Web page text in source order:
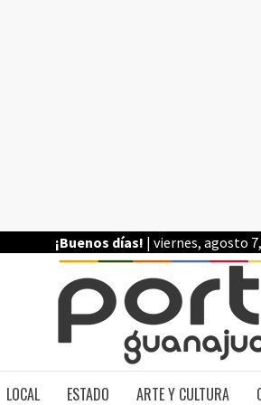
¡Buenos días! | viernes, agosto
LOCAL ESTADO ARTE Y CULTURA